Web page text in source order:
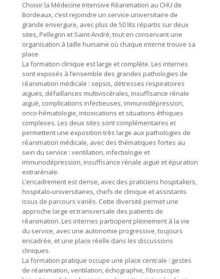
Choisir la Médecine Intensive Réanimation au CHU de
Bordeaux, c’est rejoindre un service universitaire de
grande envergure, avec plus de 50 lits répartis sur deux
sites, Pellegrin et Saint-André, tout en conservant une
organisation à taille humaine où chaque interne trouve sa
place.
La formation clinique est large et complète. Les internes
sont exposés à l’ensemble des grandes pathologies de
réanimation médicale : sepsis, détresses respiratoires
aiguës, défaillances multiviscérales, insuffisance rénale
aiguë, complications infectieuses, immunodépression,
onco-hématologie, intoxications et situations éthiques
complexes. Les deux sites sont complémentaires et
permettent une exposition très large aux pathologies de
réanimation médicale, avec des thématiques fortes au
sein du service : ventilation, infectiologie et
immunodépression, insuffisance rénale aiguë et épuration
extrarénale.
L’encadrement est dense, avec des praticiens hospitaliers,
hospitalo-universitaires, chefs de clinique et assistants
issus de parcours variés. Cette diversité permet une
approche large et transversale des patients de
réanimation. Les internes participent pleinement à la vie
du service, avec une autonomie progressive, toujours
encadrée, et une place réelle dans les discussions
cliniques.
La formation pratique occupe une place centrale : gestes
de réanimation, ventilation, échographie, fibroscopie